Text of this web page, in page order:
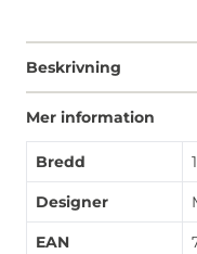
Beskrivning
Mer information
Bredd
Designer
EAN